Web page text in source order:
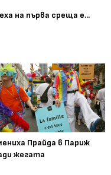
на първа среща е...
Прайда в Париж
жегата